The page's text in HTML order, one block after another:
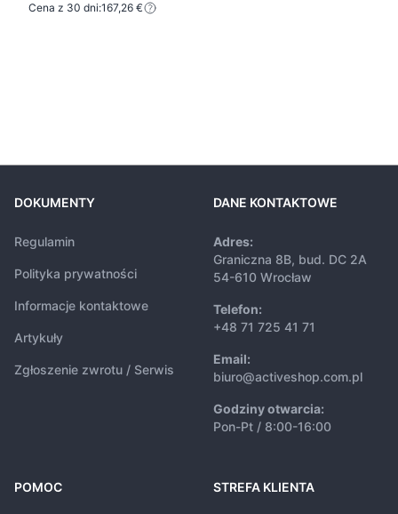
Cena z 30 dni:167,26 €
DOKUMENTY
Regulamin
Polityka prywatności
Informacje kontaktowe
Artykuły
Zgłoszenie zwrotu / Serwis
DANE KONTAKTOWE
Adres:
Graniczna 8B, bud. DC 2A
54-610 Wrocław
Telefon:
+48 71 725 41 71
Email:
biuro@activeshop.com.pl
Godziny otwarcia:
Pon-Pt / 8:00-16:00
POMOC STREFA KLIENTA